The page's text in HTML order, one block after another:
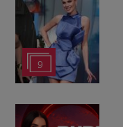
9